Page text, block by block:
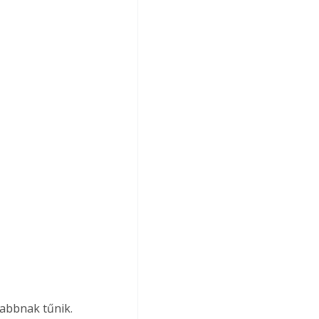
tűnik.